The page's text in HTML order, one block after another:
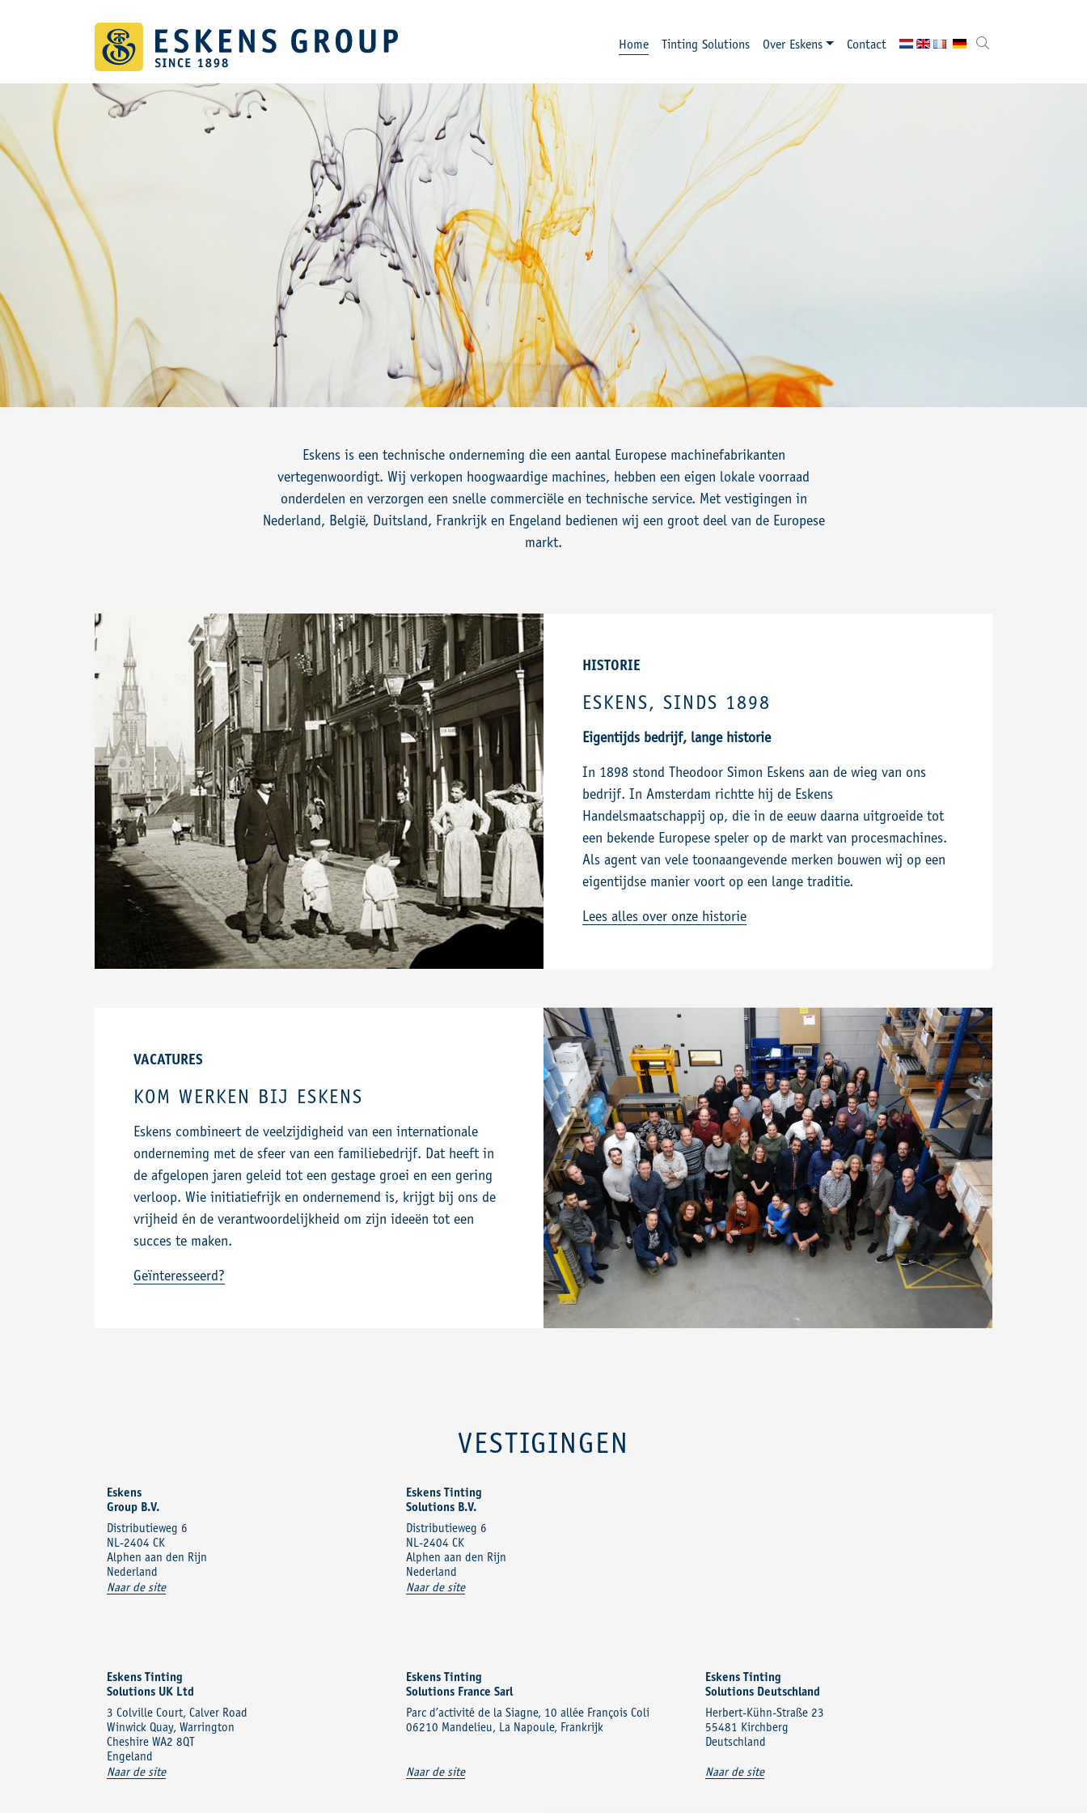
Home Tinting Solutions Over Eskens Contact
ESKENS GROUP
SINDS 1898
Eskens is een technische onderneming die een aantal Europese machinefabrikanten
vertegenwoordigt. Wij verkopen hoogwaardige machines, hebben een eigen lokale voorraad
onderdelen en verzorgen een snelle commerciële en technische service. Met vestigingen in
Nederland, België, Duitsland, Frankrijk en Engeland bedienen wij een groot deel van de Europese
markt.
HISTORIE
ESKENS, SINDS 1898
Eigentijds bedrijf, lange historie
In 1898 stond Theodoor Simon Eskens aan de wieg van ons
bedrijf. In Amsterdam richtte hij de Eskens
Handelsmaatschappij op, die in de eeuw daarna uitgroeide tot
een bekende Europese speler op de markt van procesmachines.
Als agent van vele toonaangevende merken bouwen wij op een
eigentijdse manier voort op een lange traditie.
Lees alles over onze historie
VACATURES
KOM WERKEN BIJ ESKENS
Eskens combineert de veelzijdigheid van een internationale
onderneming met de sfeer van een familiebedrijf. Dat heeft in
de afgelopen jaren geleid tot een gestage groei en een gering
verloop. Wie initiatiefrijk en ondernemend is, krijgt bij ons de
vrijheid én de verantwoordelijkheid om zijn ideeën tot een
succes te maken.
Geïnteresseerd?
VESTIGINGEN
Eskens
Group B.V.
Distributieweg 6
NL-2404 CK
Alphen aan den Rijn
Nederland
Naar de site
Eskens Tinting
Solutions B.V.
Distributieweg 6
NL-2404 CK
Alphen aan den Rijn
Nederland
Naar de site
Eskens Tinting
Solutions UK Ltd
3 Colville Court, Calver Road
Winwick Quay, Warrington
Cheshire WA2 8QT
Engeland
Naar de site
Eskens Tinting
Solutions France Sarl
Parc d’activité de la Siagne, 10 allée François Coli
06210 Mandelieu, La Napoule, Frankrijk
Naar de site
Eskens Tinting
Solutions Deutschland
Herbert-Kühn-Straße 23
55481 Kirchberg
Deutschland
Naar de site